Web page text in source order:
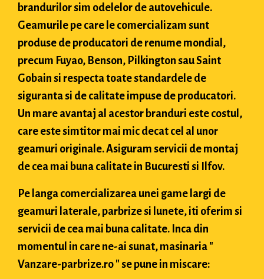
brandurilor sim odelelor de autovehicule.
Geamurile pe care le comercializam sunt
produse de producatori de renume mondial,
precum Fuyao, Benson, Pilkington sau Saint
Gobain si respecta toate standardele de
siguranta si de calitate impuse de producatori.
Un mare avantaj al acestor branduri este costul,
care este simtitor mai mic decat cel al unor
geamuri originale. Asiguram servicii de montaj
de cea mai buna calitate in Bucuresti si Ilfov.
Pe langa comercializarea unei game largi de
geamuri laterale, parbrize si lunete, iti oferim si
servicii de cea mai buna calitate. Inca din
momentul in care ne-ai sunat, masinaria "
Vanzare-parbrize.ro " se pune in miscare: